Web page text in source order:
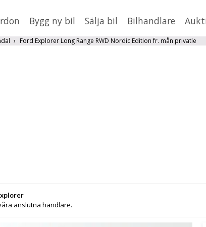
Bygg ny bil Sälja bil Bilhandlare
Ford Explorer Long Range RWD Nordic Edition fr. mån privatle
anslutna handlare.